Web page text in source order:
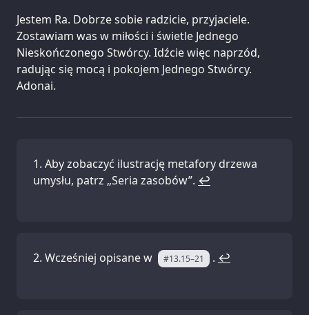
Jestem Ra. Dobrze sobie radzicie, przyjaciele.
Zostawiam was w miłości i świetle Jednego
Nieskończonego Stwórcy. Idźcie więc naprzód,
radując się mocą i pokojem Jednego Stwórcy.
Adonai.
Aby zobaczyć ilustrację metafory drzewa
umysłu, patrz „Seria zasobów”. ↩
Wcześniej opisane w #13.15–21 . ↩